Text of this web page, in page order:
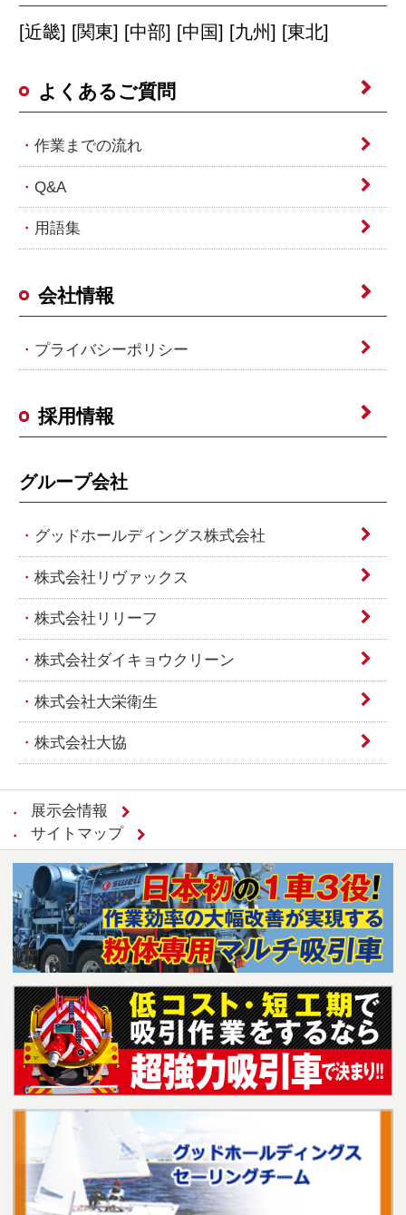
[近畿] [関東] [中部] [中国] [九州] [東北]
よくあるご質問
作業までの流れ
Q&A
用語集
会社情報
プライバシーポリシー
採用情報
グループ会社
グッドホールディングス株式会社
株式会社リヴァックス
株式会社リリーフ
株式会社ダイキョウクリーン
株式会社大栄衛生
株式会社大協
展示会情報
サイトマップ